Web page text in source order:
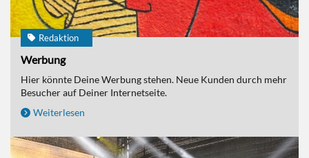
Redaktion
Werbung
Hier könnte Deine Werbung stehen. Neue Kunden durch mehr
Besucher auf Deiner Internetseite.
Weiterlesen